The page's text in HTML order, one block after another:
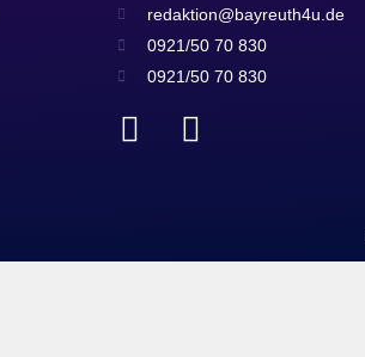
redaktion@bayreuth4u.de
0921/50 70 830
0921/50 70 830